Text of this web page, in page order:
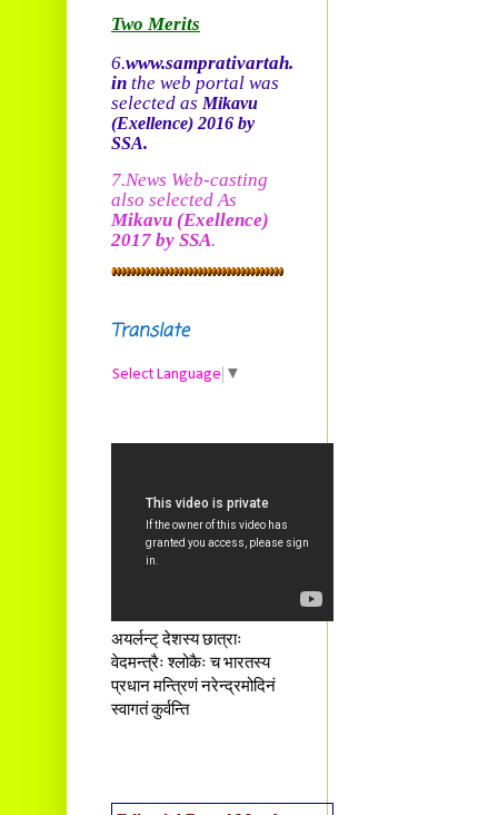
Two Merits
6.www.samprativartah.
in the web portal was
selected asMikavu
(Exellence)2016 by
SSA.
7.News Web-casting
also selected As
Mikavu (Exellence)
2017 by SSA.
Translate
Select Language ▼
अयर्लन्ट् देशस्य छात्राः
वेदमन्त्रैः श्लोकैः च भारतस्य
प्रधान मन्त्रिणं नरेन्द्रमोदिनं
स्वागतं कुर्वन्ति